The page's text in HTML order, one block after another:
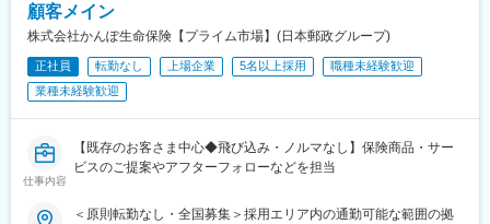
裁判所前駅、高松駅(香川県)、宮田町駅、高知駅前駅、平和通駅、
西鉄福岡駅、櫛原駅、茂里町駅、佐世保中央駅、辛島町駅、鹿児
駅、葭川公園駅、馬車道駅、御成門駅、新宿西口駅、稲荷町駅(東
京都)、品川駅、電鉄富山駅・エスタ前駅、坂下町駅、福井城址大
駅、旦過駅、天神南駅、浦上駅、中佐世保駅、熊本城・市役所前
駅、都通駅
顧客メイン
株式会社かんぽ生命保険【プライム市場】(日本郵政グループ)
正社員 転勤なし 上場企業 5名以上採用
職種未経験歓迎
業種未経験歓迎
仕事内容
【既存のお客さま中心◆飛び込み・ノルマなし】保険商品・サー
ビスのご提案やアフターフォローなどを担当
＜原則転勤なし・全国募集＞採用エリア内の通勤可能な範囲の拠